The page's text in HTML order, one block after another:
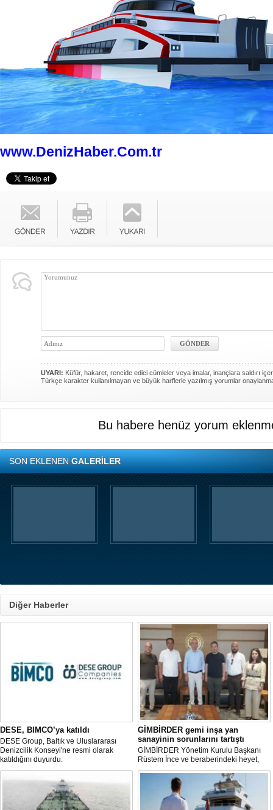
www.DenizHaber.Com.tr
UYARI: Küfür, hakaret, rencide edici cümleler veya imalar, inançlara saldırı
Türkçe karakter kullanılmayan ve büyük harflerle yazılmış yorumlar
Bu habere henüz yorum
SON EKLENENGALERİLER
Diğer Haberler
DESE, BIMCO’ya katıldı
DESE Group, Baltık ve Uluslararası
Denizcilik Konseyi'ne resmi olarak
katıldığını duyurdu.
GİMBİRDER gemi inşa yan
sanayinin sorunlarını tartıştı
GİMBİRDER Yönetim Kurulu Başkanı
Rüstem İnce ve beraberindeki heyet,
YTSO Başkanı Cemil Demiryürek’i
ziyaret etti. Görüşmede tersane taşeron
firmalarının yaşadığı sektörel sorunlar
ile vergi uygulamalarındaki
mağduriyetler ele alındı.